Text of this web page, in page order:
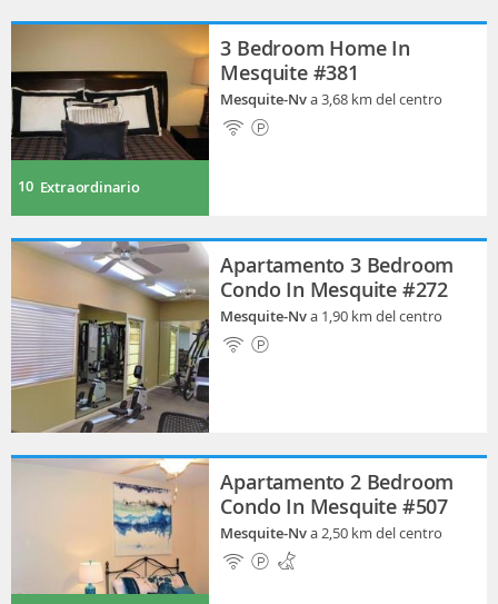
10 Extraordinario
3 Bedroom Home In
Mesquite #381
Mesquite-Nva 3,68 km del centro
Apartamento 3 Bedroom
Condo In Mesquite #272
Mesquite-Nva 1,90 km del centro
Apartamento 2 Bedroom
Condo In Mesquite #507
Mesquite-Nva 2,50 km del centro